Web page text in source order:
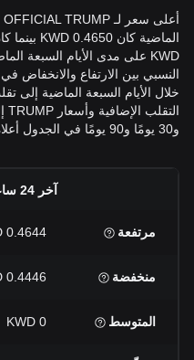
خلال الأيام السبعة الماضية إلى
و30 يومًا و90 يومًا في الجدول أعلاه.
آخر 24 ساعة
مرتفعة 0.4644 KWD
منخفضة 0.4446 KWD
المتوسط 0 KWD